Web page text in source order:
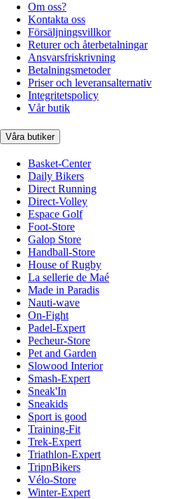
Om oss?
Kontakta oss
Försäljningsvillkor
Returer och återbetalningar
Ansvarsfriskrivning
Betalningsmetoder
Priser och leveransalternativ
Integritetspolicy
Vår butik
Våra butiker
Basket-Center
Daily Bikers
Direct Running
Direct-Volley
Espace Golf
Foot-Store
Galop Store
Handball-Store
House of Rugby
La sellerie de Maé
Made in Paradis
Nauti-wave
On-Fight
Padel-Expert
Pecheur-Store
Pet and Garden
Slowood Interior
Smash-Expert
Sneak'In
Sneakids
Sport is good
Training-Fit
Trek-Expert
Triathlon-Expert
TripnBikers
Vélo-Store
Winter-Expert